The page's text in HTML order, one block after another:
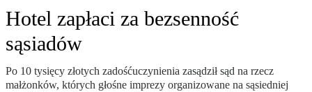
Hotel zapłaci za bezsenność
sąsiadów
Po 10 tysięcy złotych zadośćuczynienia zasądził sąd na rzecz
małżonków, których głośne imprezy organizowane na sąsiedniej